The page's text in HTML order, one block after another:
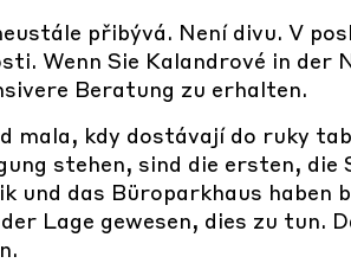
přibývá. Není divu. V
Wenn Sie Kalandrové in der
Beratung zu erhalten.
mala, kdy dostávají do ruky
stehen, sind die ersten,
und das Büroparkhaus haben
Lage gewesen, dies zu tun.